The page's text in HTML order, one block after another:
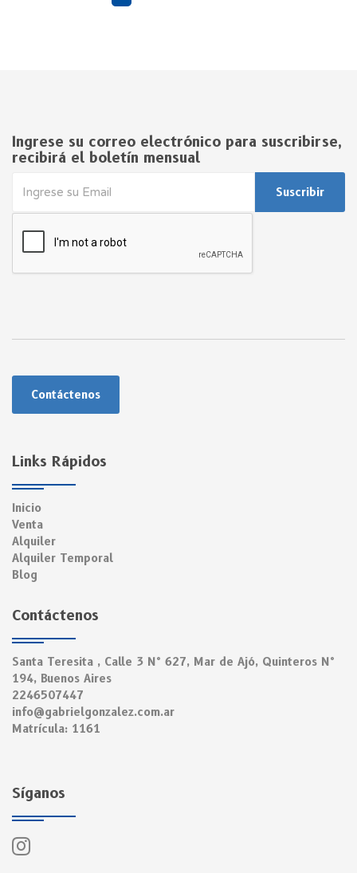
Ingrese su correo electrónico para suscribirse,
recibirá el boletín mensual
Suscribir
Contáctenos
Links Rápidos
Inicio
Venta
Alquiler
Alquiler Temporal
Blog
Contáctenos
Santa Teresita , Calle 3 N° 627, Mar de Ajó, Quinteros N°
194, Buenos Aires
2246507447
info@gabrielgonzalez.com.ar
Matrícula: 1161
Síganos